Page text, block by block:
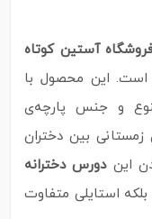
آستین کوتاه
است. این محصول با
و جنس پارچه‌ی
بین دختران
ایندورس دخترانه
بلکه استایلی متفاوت